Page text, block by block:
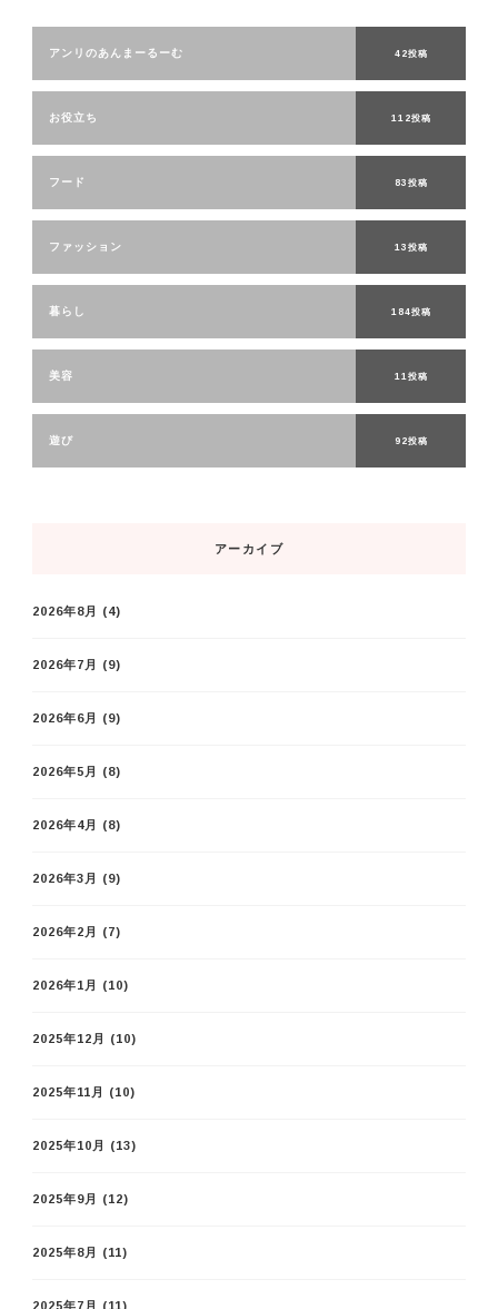
アンリのあんまーるーむ 42投稿
お役立ち 112投稿
フード 83投稿
ファッション 13投稿
暮らし 184投稿
美容 11投稿
遊び 92投稿
アーカイブ
2026年8月 (4)
2026年7月 (9)
2026年6月 (9)
2026年5月 (8)
2026年4月 (8)
2026年3月 (9)
2026年2月 (7)
2026年1月 (10)
2025年12月 (10)
2025年11月 (10)
2025年10月 (13)
2025年9月 (12)
2025年8月 (11)
2025年7月 (11)